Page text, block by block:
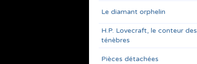
Le diamant orphelin
H.P. Lovecraft, le conteur des
ténèbres
Pièces détachées